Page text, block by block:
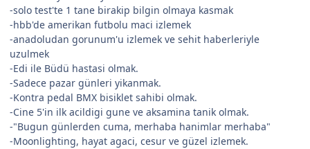
-solo test'te 1 tane birakip bilgin olmaya kasmak
-hbb'de amerikan futbolu maci izlemek
-anadoludan gorunum'u izlemek ve sehit haberleriyle
uzulmek
-Edi ile Büdü hastasi olmak.
-Sadece pazar günleri yikanmak.
-Kontra pedal BMX bisiklet sahibi olmak.
-Cine 5'in ilk acildigi gune ve aksamina tanik olmak.
-"Bugun günlerden cuma, merhaba hanimlar merhaba"
-Moonlighting, hayat agaci, cesur ve güzel izlemek.